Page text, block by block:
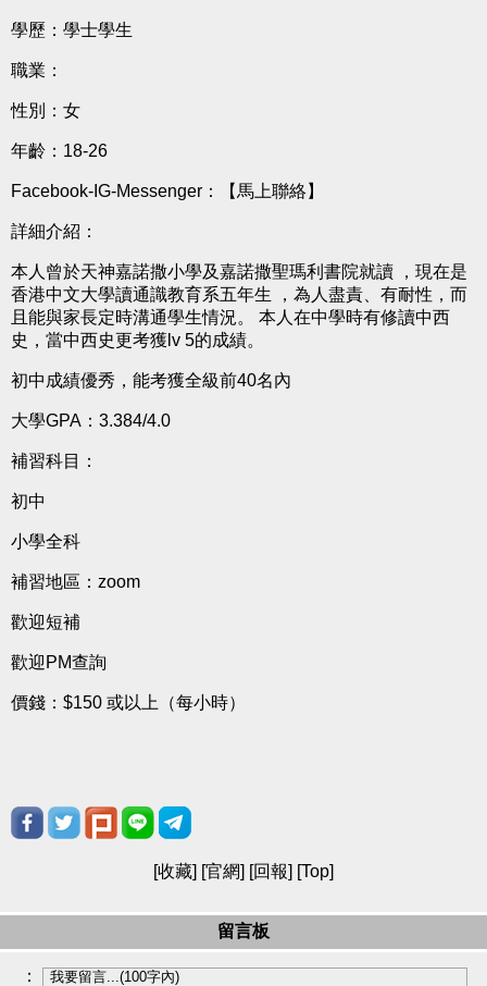
學歷：學士學生
職業：
性別：女
年齡：18-26
Facebook-IG-Messenger： 【馬上聯絡】
詳細介紹：
本人曾於天神嘉諾撒小學及嘉諾撒聖瑪利書院就讀 ，現在是
香港中文大學讀通識教育系五年生 ，為人盡責、有耐性，而
且能與家長定時溝通學生情況。 本人在中學時有修讀中西
史，當中西史更考獲lv 5的成績。
初中成績優秀，能考獲全級前40名內
大學GPA：3.384/4.0
補習科目：
初中
小學全科
補習地區：zoom
歡迎短補
歡迎PM查詢
價錢：$150 或以上（每小時）
[收藏] [官網] [回報] [Top]
留言板
：